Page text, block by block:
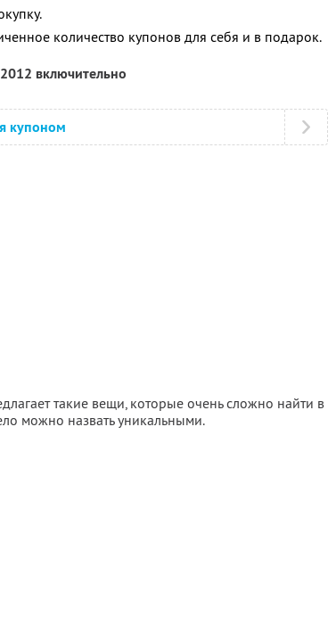
количество купонов для себя и в подарок.
включительно
купоном
такие вещи, которые очень сложно найти в
можно назвать уникальными.